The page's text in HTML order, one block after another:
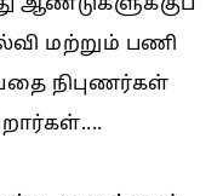
மற்றும் பணி
நிபுணர்கள்